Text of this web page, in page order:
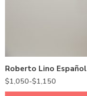
Roberto Lino Español
$1,050-$1,150
Natural
Rosado